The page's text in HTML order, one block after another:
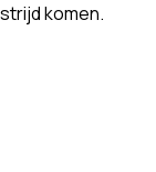
komen.